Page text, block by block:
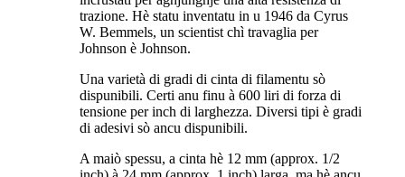
trazione. Hè statu inventatu in u 1946 da Cyrus
W. Bemmels, un scientist chì travaglia per
Johnson è Johnson.
Una varietà di gradi di cinta di filamentu sò
dispunibili. Certi anu finu à 600 liri di forza di
tensione per inch di larghezza. Diversi tipi è gradi
di adesivi sò ancu dispunibili.
A maiò spessu, a cinta hè 12 mm (approx. 1/2